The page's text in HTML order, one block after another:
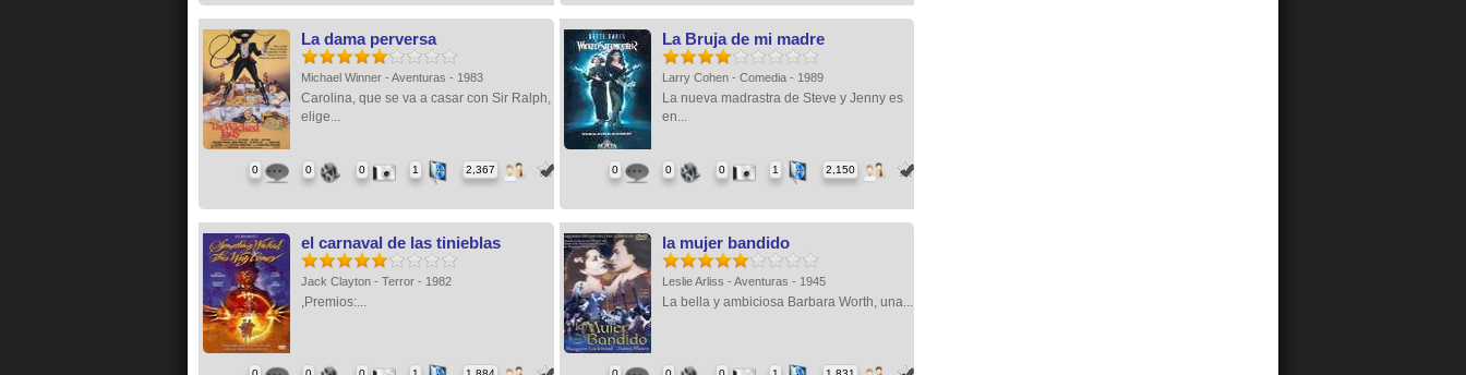
La dama perversa
Michael Winner - Aventuras - 1983
Carolina, que se va a casar con Sir Ralph,
elige...
0 0 0 1 2,367
La Bruja de mi madre
Larry Cohen - Comedia - 1989
La nueva madrastra de Steve y Jenny es
en...
0 0 0 1 2,150
el carnaval de las tinieblas
Jack Clayton - Terror - 1982
,Premios:...
la mujer bandido
Leslie Arliss - Aventuras - 1945
La bella y ambiciosa Barbara Worth, una...